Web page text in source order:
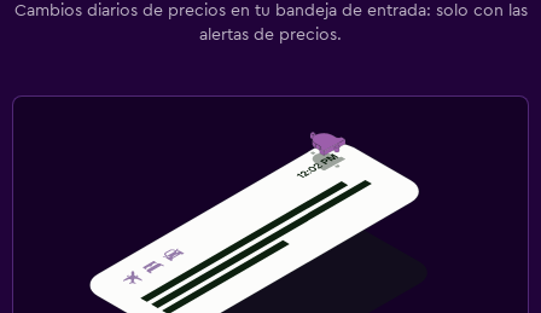
Cambios diarios de precios en tu bandeja de entrada: solo con las
alertas de precios.